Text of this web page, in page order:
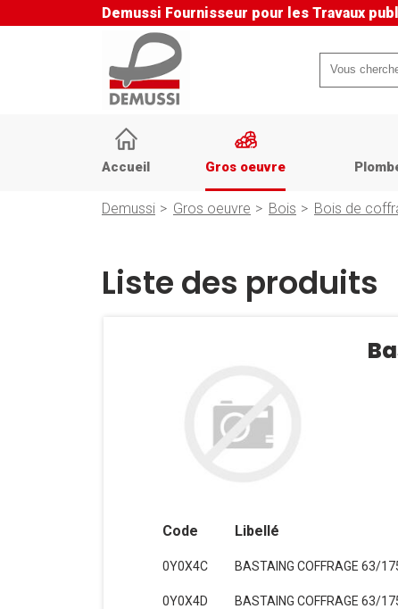
Demussi Fournisseur pour les Travaux
Mots-
clés
Aller
contenu
Accueil Gros oeuvre
Demussi Gros oeuvre Bois Bois de
Liste des produits
Code Libellé
0Y0X4C BASTAING COFFRAGE 63/
0Y0X4D BASTAING COFFRAGE 63/